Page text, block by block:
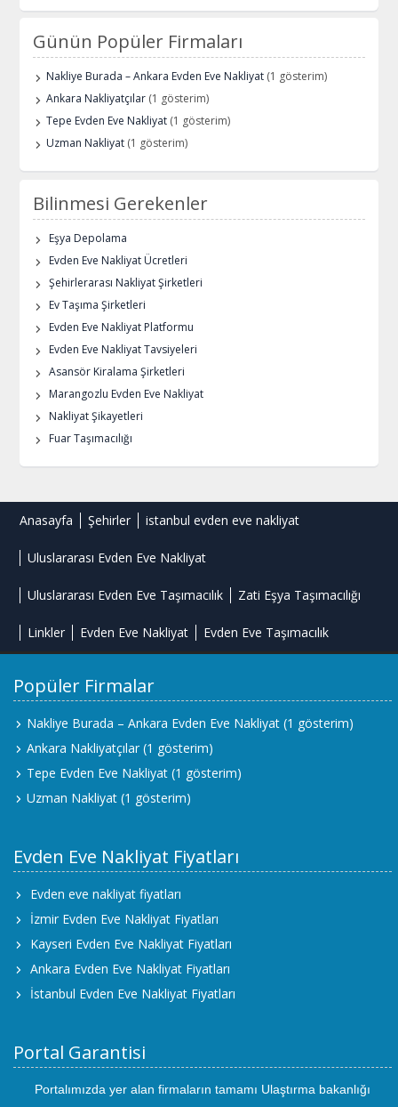
Günün Popüler Firmaları
Nakliye Burada – Ankara Evden Eve Nakliyat (1 gösterim)
Ankara Nakliyatçılar (1 gösterim)
Tepe Evden Eve Nakliyat (1 gösterim)
Uzman Nakliyat (1 gösterim)
Bilinmesi Gerekenler
Eşya Depolama
Evden Eve Nakliyat Ücretleri
Şehirlerarası Nakliyat Şirketleri
Ev Taşıma Şirketleri
Evden Eve Nakliyat Platformu
Evden Eve Nakliyat Tavsiyeleri
Asansör Kiralama Şirketleri
Marangozlu Evden Eve Nakliyat
Nakliyat Şikayetleri
Fuar Taşımacılığı
Anasayfa Şehirler istanbul evden eve nakliyat
Uluslararası Evden Eve Nakliyat
Uluslararası Evden Eve Taşımacılık Zati Eşya Taşımacılığı
Linkler Evden Eve Nakliyat Evden Eve Taşımacılık
Popüler Firmalar
Nakliye Burada – Ankara Evden Eve Nakliyat (1 gösterim)
Ankara Nakliyatçılar (1 gösterim)
Tepe Evden Eve Nakliyat (1 gösterim)
Uzman Nakliyat (1 gösterim)
Evden Eve Nakliyat Fiyatları
Evden eve nakliyat fiyatları
İzmir Evden Eve Nakliyat Fiyatları
Kayseri Evden Eve Nakliyat Fiyatları
Ankara Evden Eve Nakliyat Fiyatları
İstanbul Evden Eve Nakliyat Fiyatları
Portal Garantisi
Portalımızda yer alan firmaların tamamı Ulaştırma bakanlığı